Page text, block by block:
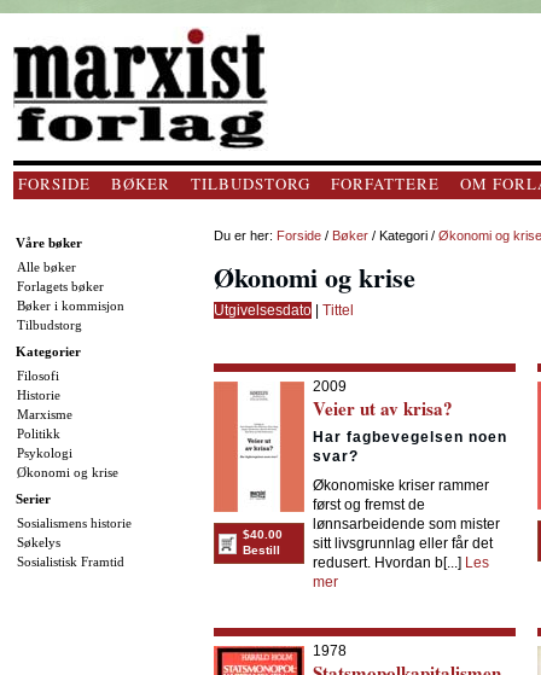
FORSIDE BØKER TILBUDSTORG FORFATTERE OM
Våre bøker
Alle bøker
Forlagets bøker
Bøker i kommisjon
Tilbudstorg
Kategorier
Filosofi
Historie
Marxisme
Politikk
Psykologi
Økonomi og krise
Serier
Sosialismens historie
Søkelys
Sosialistisk Framtid
Du er her: Forside / Bøker / Kategori / Økonomi og krise
Økonomi og krise
Utgivelsesdato Tittel
$40.00
Bestill
2009
Veier ut av krisa?
Har fagbevegelsen noen
svar?
Økonomiske kriser rammer
først og fremst de
lønnsarbeidende som mister
sitt livsgrunnlag eller får det
redusert. Hvordan b[...] Les
mer
1978